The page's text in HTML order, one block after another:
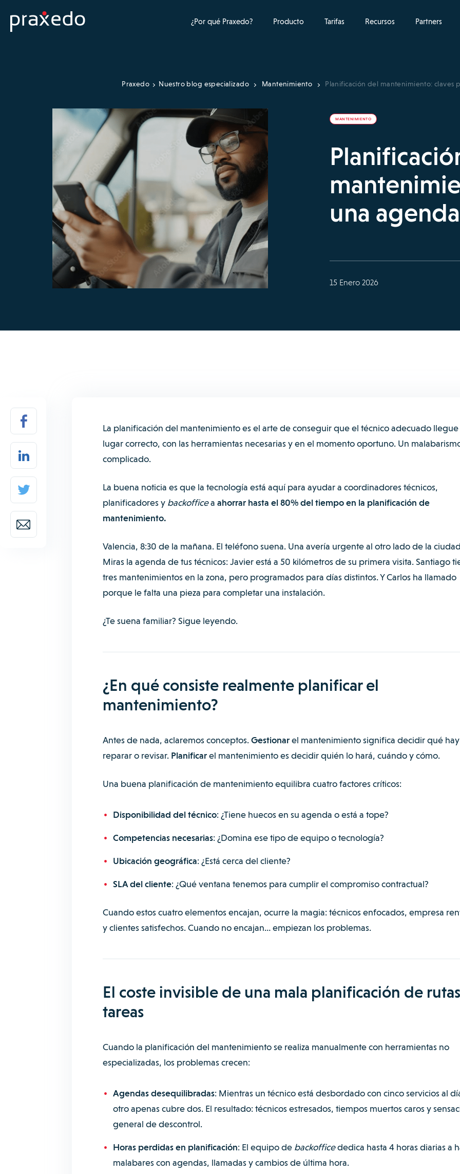
¿Por qué Praxedo? Producto Tarifas Recursos Partners
Praxedo Nuestro blog especializado Mantenimiento Planificación del mantenimiento: claves
MANTENIMIENTO
una
15 Enero 2026
La planificación del mantenimiento es el arte de conseguir que el técnico adecuado llegue
lugar correcto, con las herramientas necesarias y en el momento oportuno. Un
complicado.
La buena noticia es que la tecnología está aquí para ayudar a coordinadores técnicos,
planificadores y backofficea ahorrar hasta el 80% del tiempo en la planificación de
mantenimiento.
Valencia, 8:30 de la mañana. El teléfono suena. Una avería urgente al otro lado de la
Miras la agenda de tus técnicos: Javier está a 50 kilómetros de su primera visita. Santiago
tres mantenimientos en la zona, pero programados para días distintos. Y Carlos ha llamado
porque le falta una pieza para completar una instalación.
¿Te suena familiar? Sigue leyendo.
¿En qué consiste realmente planificar el
mantenimiento?
Antes de nada, aclaremos conceptos.Gestionarel mantenimiento significa decidir qué
reparar o revisar. Planificarel mantenimiento es decidir quién lo hará, cuándo y cómo.
Una buena planificación de mantenimiento equilibra cuatro factores críticos:
Disponibilidad del técnico: ¿Tiene huecos en su agenda o está a tope?
Competencias necesarias: ¿Domina ese tipo de equipo o tecnología?
Ubicación geográfica: ¿Está cerca del cliente?
SLA del cliente: ¿Qué ventana tenemos para cumplir el compromiso contractual?
Cuando estos cuatro elementos encajan, ocurre la magia: técnicos enfocados, empresa
y clientes satisfechos. Cuando no encajan… empiezan los problemas.
El coste invisible de una mala planificación de
tareas
Cuando la planificación del mantenimiento se realiza manualmente con herramientas no
especializadas, los problemas crecen:
Agendas desequilibradas: Mientras un técnico está desbordado con cinco servicios al
otro apenas cubre dos. El resultado: técnicos estresados, tiempos muertos caros y
general de descontrol.
Horas perdidas en planificación: El equipo de backofficededica hasta 4 horas diarias a
malabares con agendas, llamadas y cambios de última hora.